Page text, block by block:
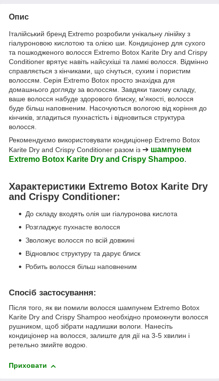
Опис
Італійський бренд Extremo розробили унікальну лінійку з
гіалуроновою кислотою та олією ши. Кондиціонер для сухого
та пошкодженого волосся Extremo Botox Karite Dry and Crispy
Conditioner врятує навіть найсухіші та ламкі волосся. Відмінно
справляється з кінчиками, що січуться, сухим і пористим
волоссям. Серія Extremo Botox просто знахідка для
домашнього догляду за волоссям. Завдяки такому складу,
ваше волосся набуде здорового блиску, м'якості, волосся
буде більш наповненим. Насочуються вологою від коріння до
кінчиків, згладиться пухнастість і відновиться структура
волосся.
Рекомендуємо використовувати кондиціонер Extremo Botox
Karite Dry and Crispy Conditioner разом із ➔ шампунем
Extremo Botox Karite Dry and Crispy Shampoo.
Характеристики Extremo Botox Karite Dry
and Crispy Conditioner:
До складу входять олія ши гіалуронова кислота
Розгладжує пухнасте волосся
Зволожує волосся по всій довжині
Відновлює структуру та дарує блиск
Робить волосся більш наповненим
Спосіб застосування:
Після того, як ви помили волосся шампунем Extremo Botox
Karite Dry and Crispy Shampoo необхідно промокнути волосся
рушником, щоб зібрати надлишки вологи. Нанесіть
кондиціонер на волосся, залиште для дії на 3-5 хвилин і
ретельно змийте водою.
Приховати